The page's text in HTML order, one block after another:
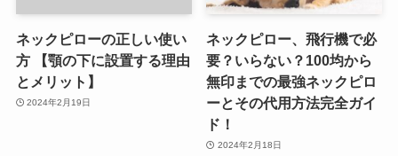
ネックピローの正しい使い
方 【顎の下に設置する理由
とメリット】
2024年2月19日
ネックピロー、飛行機で必
要？いらない？100均から
無印までの最強ネックピロ
ーとその代用方法完全ガイ
ド！
2024年2月18日